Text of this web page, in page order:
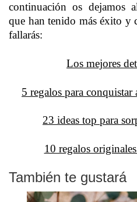
continuación os dejamos
que han tenido más éxito y
fallarás:
Los mejores
5 regalos para conquistar
23 ideas top para
10 regalos
También te gustará